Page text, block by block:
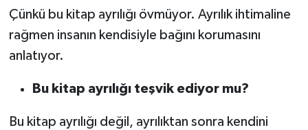
Çünkü bu kitap ayrılığı övmüyor. Ayrılık ihtimaline
rağmen insanın kendisiyle bağını korumasını
anlatıyor.
Bu kitap ayrılığı teşvik ediyor mu?
Bu kitap ayrılığı değil, ayrılıktan sonra kendini